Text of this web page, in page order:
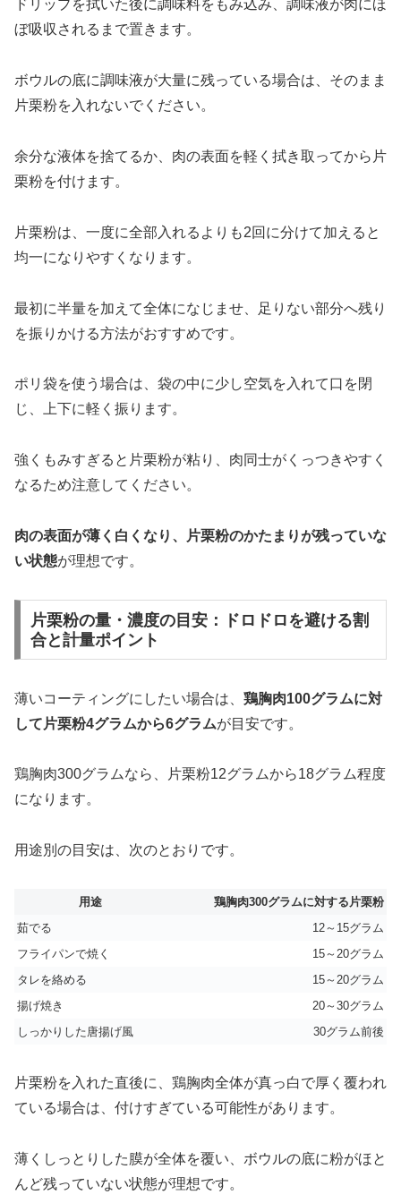
ドリップを拭いた後に調味料をもみ込み、調味液が肉にほ
ぼ吸収されるまで置きます。
ボウルの底に調味液が大量に残っている場合は、そのまま
片栗粉を入れないでください。
余分な液体を捨てるか、肉の表面を軽く拭き取ってから片
栗粉を付けます。
片栗粉は、一度に全部入れるよりも2回に分けて加えると
均一になりやすくなります。
最初に半量を加えて全体になじませ、足りない部分へ残り
を振りかける方法がおすすめです。
ポリ袋を使う場合は、袋の中に少し空気を入れて口を閉
じ、上下に軽く振ります。
強くもみすぎると片栗粉が粘り、肉同士がくっつきやすく
なるため注意してください。
肉の表面が薄く白くなり、片栗粉のかたまりが残っていな
い状態が理想です。
片栗粉の量・濃度の目安：ドロドロを避ける割
合と計量ポイント
薄いコーティングにしたい場合は、 鶏胸肉100グラムに対
して片栗粉4グラムから6グラムが目安です。
鶏胸肉300グラムなら、片栗粉12グラムから18グラム程度
になります。
用途別の目安は、次のとおりです。
用途
鶏胸肉300グラムに対する片栗粉
茹でる
12～15グラム
フライパンで焼く
15～20グラム
タレを絡める
15～20グラム
揚げ焼き
20～30グラム
しっかりした唐揚げ風
30グラム前後
片栗粉を入れた直後に、鶏胸肉全体が真っ白で厚く覆われ
ている場合は、付けすぎている可能性があります。
薄くしっとりした膜が全体を覆い、ボウルの底に粉がほと
んど残っていない状態が理想です。